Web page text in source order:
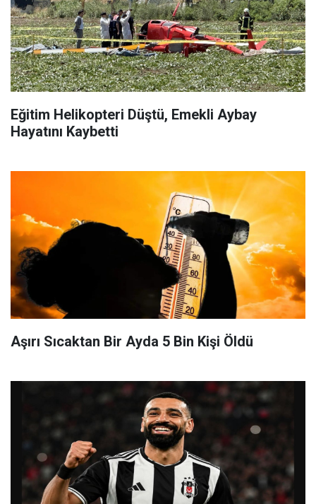
Eğitim Helikopteri Düştü, Emekli Aybay
Hayatını Kaybetti
Aşırı Sıcaktan Bir Ayda 5 Bin Kişi Öldü